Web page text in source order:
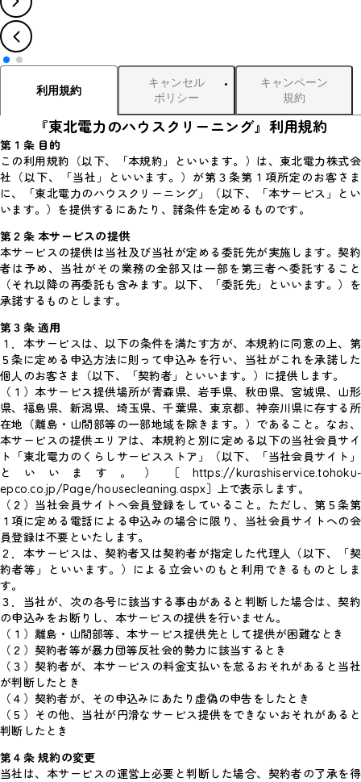
利用規約
キャンセル
ポリシー
キャンペーン
規約
『東北電力のハウスクリーニング』利用規約
第１条 目的
この利用規約（以下、「本規約」といいます。）は、東北電力株式会
社（以下、「当社」といいます。）が第３条第１項所定のお客さま
に、「東北電力のハウスクリーニング」（以下、「本サービス」とい
います。）を提供するにあたり、諸条件を定めるものです。
第２条 本サービスの提供
本サービスの提供は当社及び当社が定める委託先が実施します。契約
者は予め、当社がその業務の全部又は一部を第三者へ委託すること
（それ以降の再委託も含みます。以下、「委託先」といいます。）を
承諾するものとします。
第３条 適用
１． 本サービスは、以下の条件を満たす方が、本規約に同意の上、第
５条に定める申込方法に則って申込みを行い、当社がこれを承諾した
個人のお客さま（以下、「契約者」といいます。）に提供します。
（１）本サービス提供場所が青森県、岩手県、秋田県、宮城県、山形
県、福島県、新潟県、埼玉県、千葉県、東京都、神奈川県に存する所
在地（離島・山間部等の一部地域を除きます。）であること。なお、
本サービスの提供エリアは、本規約と別に定める以下の当社会員サイ
ト「東北電力のくらしサービスストア」（以下、「当社会員サイト」
といいます。）［https://kurashiservice.tohoku-
epco.co.jp/Page/housecleaning.aspx］上で表示します。
（２）当社会員サイトへ会員登録をしていること。ただし、第５条第
１項に定める電話による申込みの場合に限り、当社会員サイトへの会
員登録は不要といたします。
２．本サービスは、契約者又は契約者が指定した代理人（以下、「契
約者等」といいます。）による立会いのもと利用できるものとしま
す。
３．当社が、次の各号に該当する事由があると判断した場合は、契約
の申込みをお断りし、本サービスの提供を行いません。
（１）離島・山間部等、本サービス提供先として提供が困難なとき
（２）契約者等が暴力団等反社会的勢力に該当するとき
（３）契約者が、本サービスの料金支払いを怠るおそれがあると当社
が判断したとき
（４）契約者が、その申込みにあたり虚偽の申告をしたとき
（５）その他、当社が円滑なサービス提供をできないおそれがあると
判断したとき
第４条 規約の変更
当社は、本サービスの運営上必要と判断した場合、契約者の了承を得